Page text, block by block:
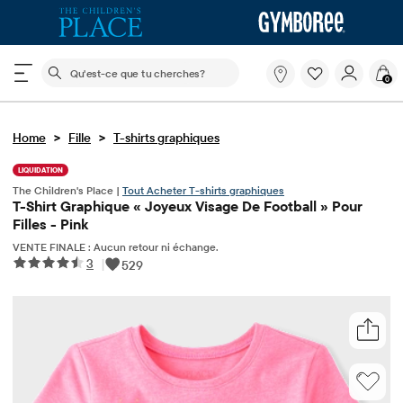
Le champ de recherche ci-dessous filtre les
Qu'est-
que
0
Home > Fille > T-shirts graphiques
LIQUIDATION
The Children's Place | Tout Acheter T-shirts graphiques
T-Shirt Graphique « Joyeux Visage De Football » Pour
Filles - Pink
VENTE FINALE : Aucun retour ni échange.
3 | 529